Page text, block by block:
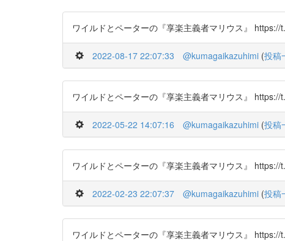
ワイルドとペーターの『享楽主義者マリウス』
2022-08-17 22:07:33 @kumagaikazuhimi (投稿
ワイルドとペーターの『享楽主義者マリウス』
2022-05-22 14:07:16 @kumagaikazuhimi (投稿
ワイルドとペーターの『享楽主義者マリウス』
2022-02-23 22:07:37 @kumagaikazuhimi (投稿
ワイルドとペーターの『享楽主義者マリウス』